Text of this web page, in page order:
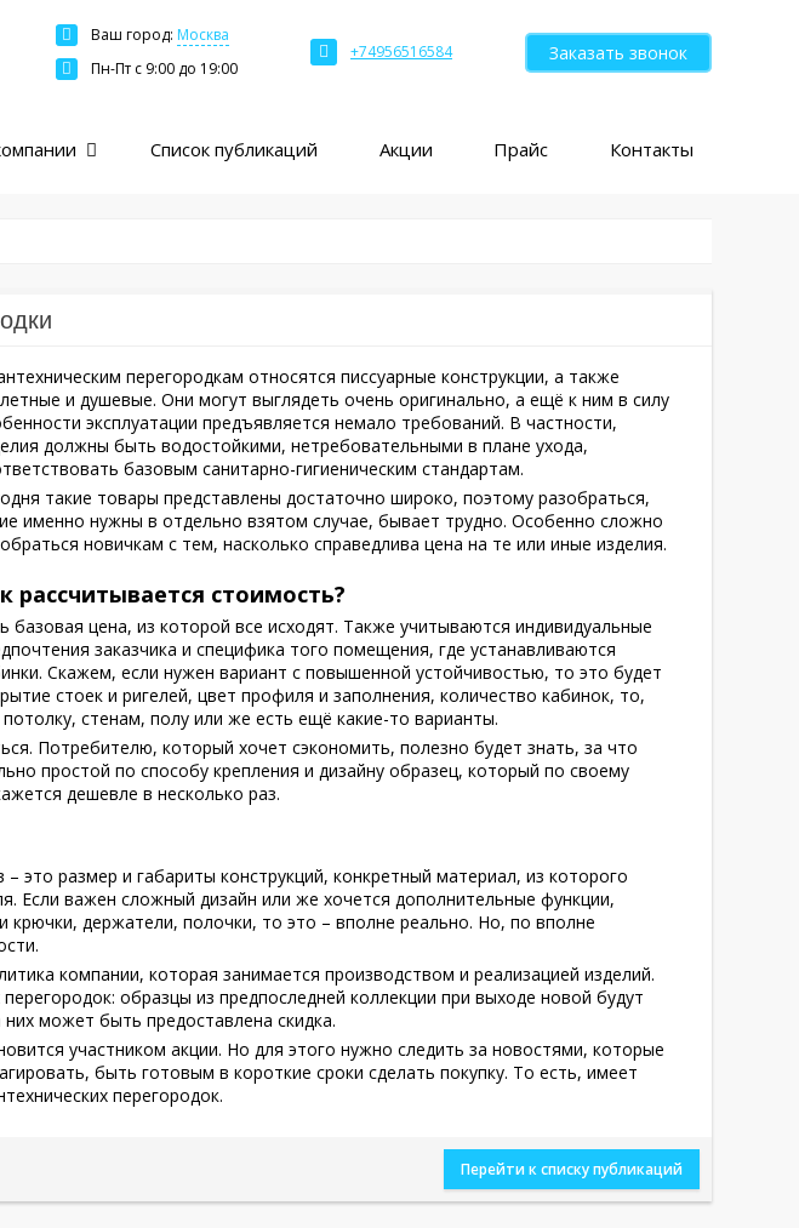
Ваш город: Москва
Москва
Санкт-Петербург
Екатеринбург
Пермь
Самара
Пн-Пт c 9:00 до 19:00
+74956516584 Заказать звонок
Список публикаций Акции Прайс Контакты
перегородкам относятся писсуарные конструкции, а также
и душевые. Они могут выглядеть очень оригинально, а ещё к ним в силу
эксплуатации предъявляется немало требований. В частности,
должны быть водостойкими, нетребовательными в плане ухода,
базовым санитарно-гигиеническим стандартам.
такие товары представлены достаточно широко, поэтому разобраться,
именно нужны в отдельно взятом случае, бывает трудно. Особенно сложно
новичкам с тем, насколько справедлива цена на те или иные изделия.
рассчитывается стоимость?
базовая цена, из которой все исходят. Также учитываются индивидуальные
заказчика и специфика того помещения, где устанавливаются
Скажем, если нужен вариант с повышенной устойчивостью, то это будет
стоек и ригелей, цвет профиля и заполнения, количество кабинок, то,
стенам, полу или же есть ещё какие-то варианты.
Потребителю, который хочет сэкономить, полезно будет знать, за что
простой по способу крепления и дизайну образец, который по своему
дешевле в несколько раз.
это размер и габариты конструкций, конкретный материал, из которого
Если важен сложный дизайн или же хочется дополнительные функции,
крючки, держатели, полочки, то это – вполне реально. Но, по вполне
компании, которая занимается производством и реализацией изделий.
образцы из предпоследней коллекции при выходе новой будут
может быть предоставлена скидка.
участником акции. Но для этого нужно следить за новостями, которые
быть готовым в короткие сроки сделать покупку. То есть, имеет
перегородок.
Перейти к списку публикаций